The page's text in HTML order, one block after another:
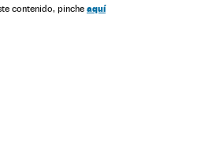
Relações exteriores
contenido, pinche aquí